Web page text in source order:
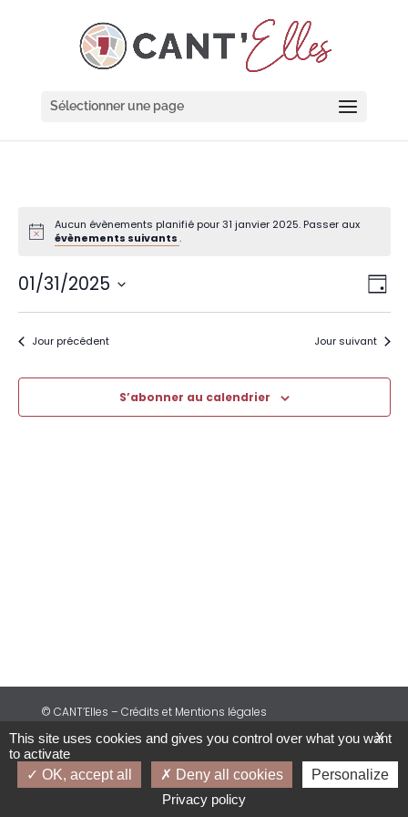
Sélectionner une page
Aucun évènements planifié pour 31 janvier 2025. Passer aux
évènements suivants.
par
de
Jour
01/31/2025
une
Jour précédent Jour suivant
S’abonner au calendrier
© CANT’Elles – Crédits et Mentions légales
X
This site uses cookies and gives you control over what you want
to activate
OK, accept all
Deny all cookies
Personalize
Privacy policy